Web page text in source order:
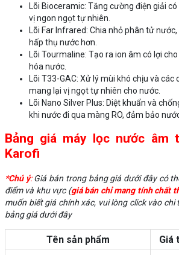
Lõi Bioceramic: Tăng cường điện giải
vị ngon ngọt tự nhiên.
Lõi Far Infrared: Chia nhỏ phân tử
hấp thụ nước hơn.
Lõi Tourmaline: Tạo ra ion âm có lợi
hóa nước.
Lõi T33-GAC: Xử lý mùi khó chịu và các
mang lại vị ngọt tự nhiên cho nước.
Lõi Nano Silver Plus: Diệt khuẩn và
khi nước đi qua màng RO, đảm bảo
Bảng giá máy lọc nước âm
Karofi
*Chú ý:Giá bán trong bảng giá dưới đây có
điểm và khu vực (giá bán chỉ mang tính chất
muốn biết giá chính xác, vui lòng click vào
bảng giá dưới đây
Tên sản phẩm Giá